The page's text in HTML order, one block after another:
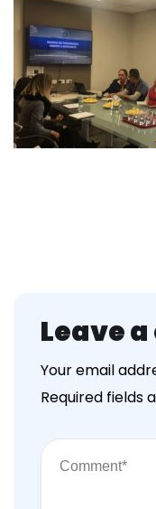
Leave
Your email
Required fields